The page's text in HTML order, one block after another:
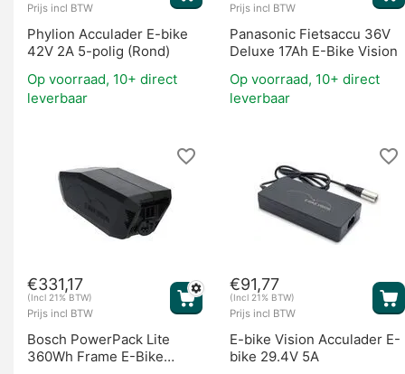
Fietsaccu's
Prijs incl BTW
Phylion Acculader E-bike
42V 2A 5-polig (Rond)
Op voorraad, 10+ direct
leverbaar
Prijs incl BTW
Panasonic Fietsaccu 36V
Deluxe 17Ah E-Bike Vision
Op voorraad, 10+ direct
leverbaar
€331,17
(Incl 21% BTW)
Prijs incl BTW
Bosch PowerPack Lite
360Wh Frame E-Bike
€91,77
(Incl 21% BTW)
Prijs incl BTW
E-bike Vision Acculader E-
bike 29.4V 5A